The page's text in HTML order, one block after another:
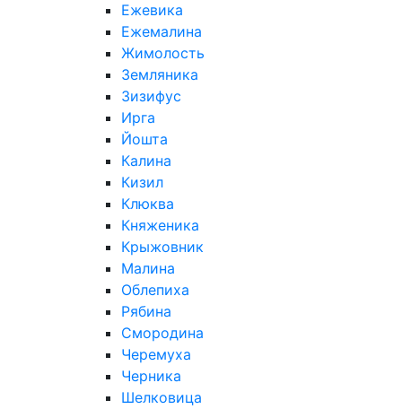
Ежевика
Ежемалина
Жимолость
Земляника
Зизифус
Ирга
Йошта
Калина
Кизил
Клюква
Княженика
Крыжовник
Малина
Облепиха
Рябина
Смородина
Черемуха
Черника
Шелковица